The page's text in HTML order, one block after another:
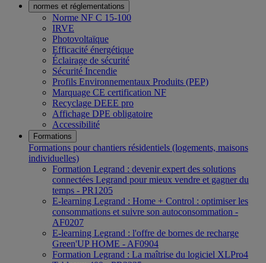
normes et réglementations
Norme NF C 15-100
IRVE
Photovoltaïque
Efficacité énergétique
Éclairage de sécurité
Sécurité Incendie
Profils Environnementaux Produits (PEP)
Marquage CE certification NF
Recyclage DEEE pro
Affichage DPE obligatoire
Accessibilité
Formations
Formations pour chantiers résidentiels (logements, maisons
individuelles)
Formation Legrand : devenir expert des solutions
connectées Legrand pour mieux vendre et gagner du
temps - PR1205
E-learning Legrand : Home + Control : optimiser les
consommations et suivre son autoconsommation -
AF0207
E-learning Legrand : l'offre de bornes de recharge
Green'UP HOME - AF0904
Formation Legrand : La maîtrise du logiciel XLPro4